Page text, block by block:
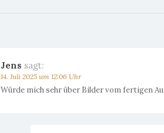
Jens sagt:
14. Juli 2025 um 12:06 Uhr
Würde mich sehr über Bilder vom fertigen